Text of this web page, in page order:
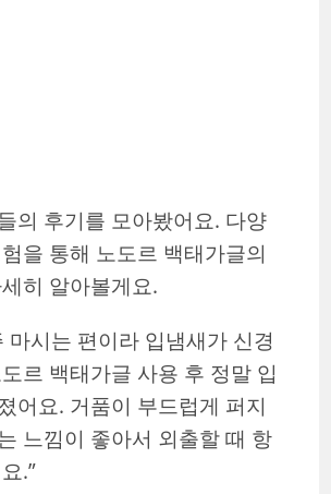
의 후기를 모아봤어요. 다양
을 통해 노도르 백태가글의
히 알아볼게요.
마시는 편이라 입냄새가 신경
르 백태가글 사용 후 정말 입
어요. 거품이 부드럽게 퍼지
느낌이 좋아서 외출할 때 항
.”